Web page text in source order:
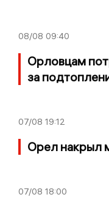
08/08 09:40
Орловцам
за
07/08 19:12
Орел накрыл
07/08 18:00